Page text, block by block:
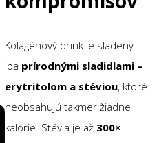
Kolagénový drink je sladený
iba prírodnými sladidlami –
erytritolom a stéviou, ktoré
neobsahujú takmer žiadne
kalórie. Stévia je až 300×